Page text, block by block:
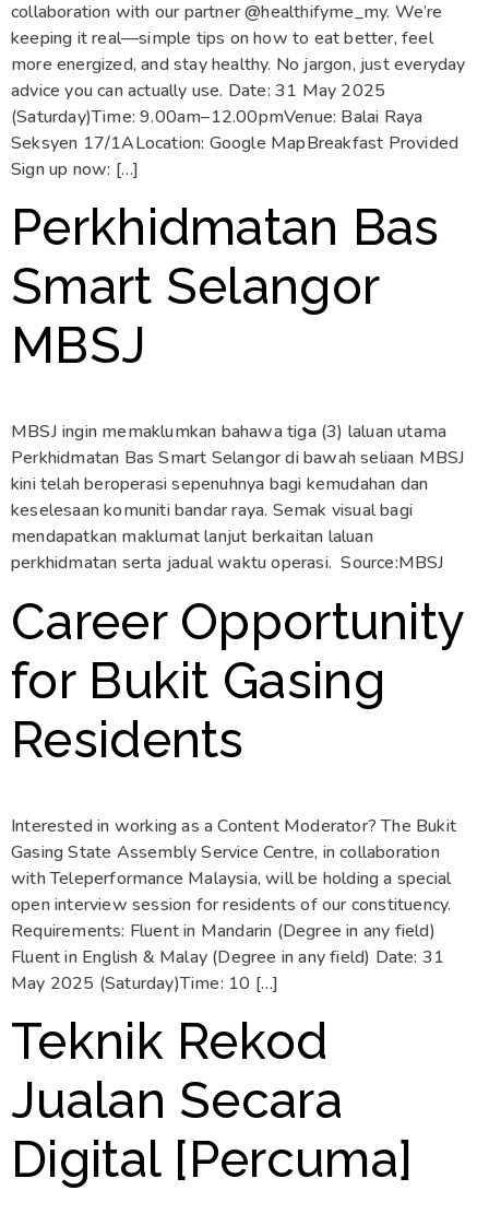
collaboration with our partner @healthifyme_my. We’re
keeping it real—simple tips on how to eat better, feel
more energized, and stay healthy. No jargon, just everyday
advice you can actually use. Date: 31 May 2025
(Saturday)Time: 9.00am–12.00pmVenue: Balai Raya
Seksyen 17/1ALocation: Google MapBreakfast Provided
Sign up now: […]
Perkhidmatan Bas
Smart Selangor
MBSJ
MBSJ ingin memaklumkan bahawa tiga (3) laluan utama
Perkhidmatan Bas Smart Selangor di bawah seliaan MBSJ
kini telah beroperasi sepenuhnya bagi kemudahan dan
keselesaan komuniti bandar raya. Semak visual bagi
mendapatkan maklumat lanjut berkaitan laluan
perkhidmatan serta jadual waktu operasi. Source:MBSJ
Career Opportunity
for Bukit Gasing
Residents
Interested in working as a Content Moderator? The Bukit
Gasing State Assembly Service Centre, in collaboration
with Teleperformance Malaysia, will be holding a special
open interview session for residents of our constituency.
Requirements: Fluent in Mandarin (Degree in any field)
Fluent in English & Malay (Degree in any field) Date: 31
May 2025 (Saturday)Time: 10 […]
Teknik Rekod
Jualan Secara
Digital [Percuma]